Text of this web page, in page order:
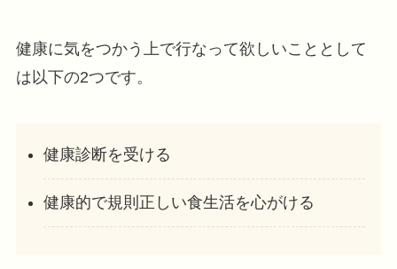
健康に気をつかう上で行なって欲しいこととして
は以下の2つです。
健康診断を受ける
健康的で規則正しい食生活を心がける